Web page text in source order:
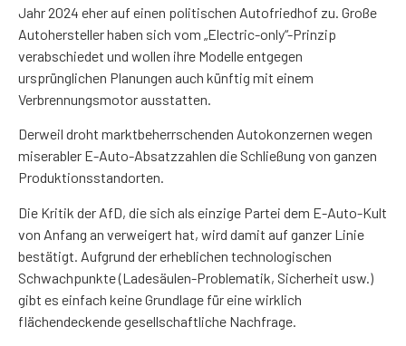
Jahr 2024 eher auf einen politischen Autofriedhof zu. Große
Autohersteller haben sich vom „Electric-only“-Prinzip
verabschiedet und wollen ihre Modelle entgegen
ursprünglichen Planungen auch künftig mit einem
Verbrennungsmotor ausstatten.
Derweil droht marktbeherrschenden Autokonzernen wegen
miserabler E-Auto-Absatzzahlen die Schließung von ganzen
Produktionsstandorten.
Die Kritik der AfD, die sich als einzige Partei dem E-Auto-Kult
von Anfang an verweigert hat, wird damit auf ganzer Linie
bestätigt. Aufgrund der erheblichen technologischen
Schwachpunkte (Ladesäulen-Problematik, Sicherheit usw.)
gibt es einfach keine Grundlage für eine wirklich
flächendeckende gesellschaftliche Nachfrage.